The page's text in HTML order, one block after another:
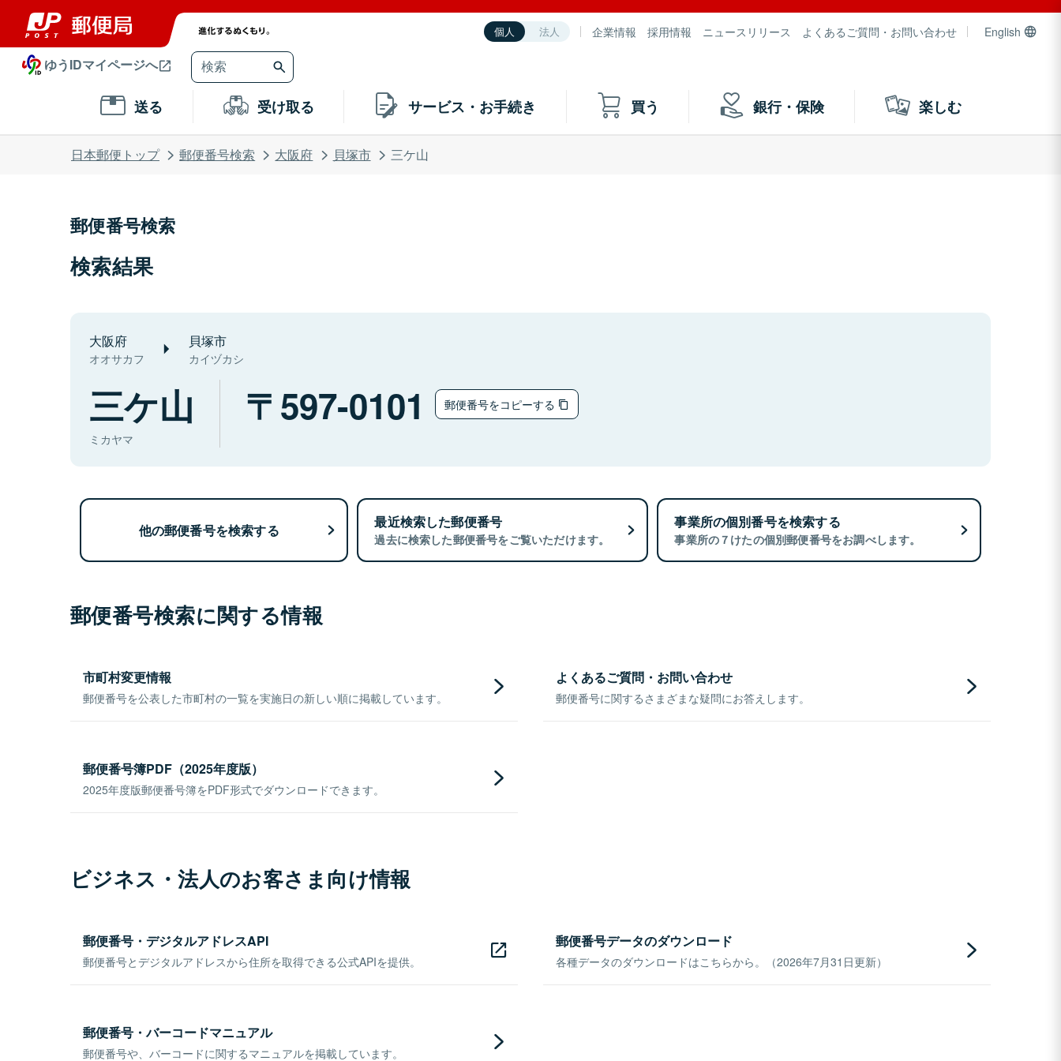
個人 法人 企業情報 採用情報 ニュースリリース よくあるご質問・お問い合わせ English
ゆうIDマイページへ
送る 受け取る サービス・お手続き 買う 銀行・保険 楽しむ
日本郵便トップ 郵便番号検索 大阪府 貝塚市 三ケ山
郵便番号検索
検索結果
大阪府
オオサカフ
貝塚市
カイヅカシ
三ケ山
ミカヤマ
597-0101 郵便番号をコピーする
他の郵便番号を検索する 最近検索した郵便番号
過去に検索した郵便番号をご覧いただけます。
事業所の個別番号を検索する
事業所の７けたの個別郵便番号をお調べします。
郵便番号検索に関する情報
市町村変更情報
郵便番号を公表した市町村の一覧を実施日の新しい順に掲載しています。
よくあるご質問・お問い合わせ
郵便番号に関するさまざまな疑問にお答えします。
郵便番号簿PDF（2025年度版）
2025年度版郵便番号簿をPDF形式でダウンロードできます。
ビジネス・法人のお客さま向け情報
郵便番号・デジタルアドレスAPI
郵便番号とデジタルアドレスから住所を取得できる公式APIを提供。
郵便番号データのダウンロード
各種データのダウンロードはこちらから。（2026年7月31日更新）
郵便番号・バーコードマニュアル
郵便番号や、バーコードに関するマニュアルを掲載しています。